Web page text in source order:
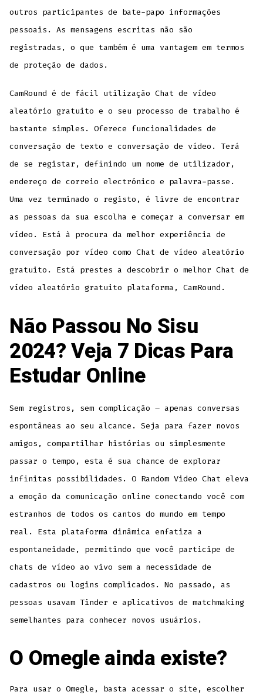
outros participantes de bate-papo informações
pessoais. As mensagens escritas não são
registradas, o que também é uma vantagem em termos
de proteção de dados.
CamRound é de fácil utilização Chat de vídeo
aleatório gratuito e o seu processo de trabalho é
bastante simples. Oferece funcionalidades de
conversação de texto e conversação de vídeo. Terá
de se registar, definindo um nome de utilizador,
endereço de correio electrónico e palavra-passe.
Uma vez terminado o registo, é livre de encontrar
as pessoas da sua escolha e começar a conversar em
vídeo. Está à procura da melhor experiência de
conversação por vídeo como Chat de vídeo aleatório
gratuito. Está prestes a descobrir o melhor Chat de
vídeo aleatório gratuito plataforma, CamRound.
Não Passou No Sisu
2024? Veja 7 Dicas Para
Estudar Online
Sem registros, sem complicação – apenas conversas
espontâneas ao seu alcance. Seja para fazer novos
amigos, compartilhar histórias ou simplesmente
passar o tempo, esta é sua chance de explorar
infinitas possibilidades. O Random Video Chat eleva
a emoção da comunicação online conectando você com
estranhos de todos os cantos do mundo em tempo
real. Esta plataforma dinâmica enfatiza a
espontaneidade, permitindo que você participe de
chats de vídeo ao vivo sem a necessidade de
cadastros ou logins complicados. No passado, as
pessoas usavam Tinder e aplicativos de matchmaking
semelhantes para conhecer novos usuários.
O Omegle ainda existe?
Para usar o Omegle, basta acessar o site, escolher